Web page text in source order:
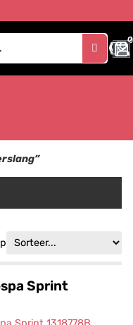
0
0
Sprint